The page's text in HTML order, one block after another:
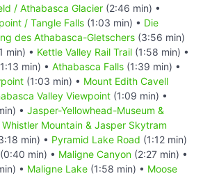
/ Athabasca Glacier (2:46 min) •
/ Tangle Falls (1:03 min) • Die
des Athabasca-Gletschers (3:56 min)
min) • Kettle Valley Rail Trail (1:58 min) •
min) • Athabasca Falls (1:39 min) •
(1:03 min) • Mount Edith Cavell
Valley Viewpoint (1:09 min) •
• Jasper-Yellowhead-Museum &
Whistler Mountain & Jasper Skytram
min) • Pyramid Lake Road (1:12 min)
(0:40 min) • Maligne Canyon (2:27 min) •
• Maligne Lake (1:58 min) • Moose